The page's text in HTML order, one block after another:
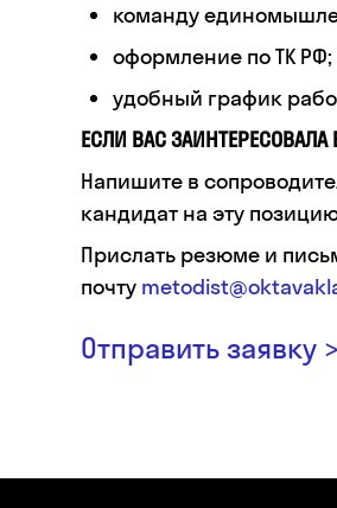
команду
оформление по ТК РФ;
удобный график
ЕСЛИ ВАС ЗАИНТЕРЕСОВАЛА
Напишите в
кандидат на эту
Прислать резюме и
почту
Отправить заявку